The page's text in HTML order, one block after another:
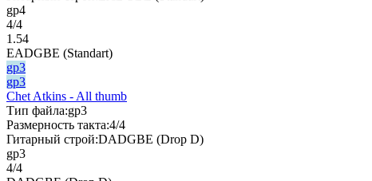
gp4
4/4
1.54
EADGBE (Standart)
gp3
gp3
Chet Atkins - All thumb
Тип файла:gp3
Размерность такта:4/4
Гитарный строй:DADGBE (Drop D)
gp3
4/4